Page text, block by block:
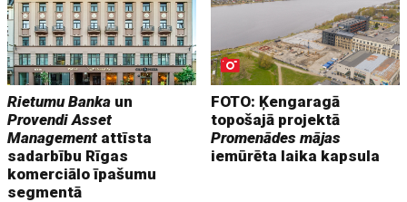
Rietumu Banka un
Provendi Asset
Management attīsta
sadarbību Rīgas
komerciālo īpašumu
segmentā
FOTO: Ķengaragā
topošajā projektā
Promenādes mājas
iemūrēta laika kapsula